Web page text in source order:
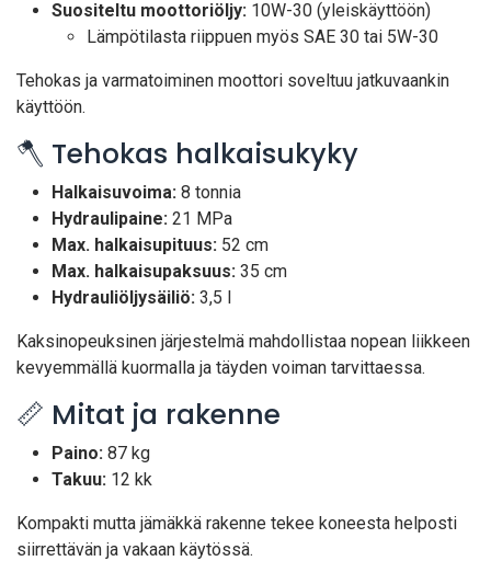
Suositeltu moottoriöljy: 10W-30 (yleiskäyttöön)
Lämpötilasta riippuen myös SAE 30 tai 5W-30
Tehokas ja varmatoiminen moottori soveltuu jatkuvaankin
käyttöön.
🪓 Tehokas halkaisukyky
Halkaisuvoima: 8 tonnia
Hydraulipaine: 21 MPa
Max. halkaisupituus: 52 cm
Max. halkaisupaksuus: 35 cm
Hydrauliöljysäiliö: 3,5 l
Kaksinopeuksinen järjestelmä mahdollistaa nopean liikkeen
kevyemmällä kuormalla ja täyden voiman tarvittaessa.
📏 Mitat ja rakenne
Paino: 87 kg
Takuu: 12 kk
Kompakti mutta jämäkkä rakenne tekee koneesta helposti
siirrettävän ja vakaan käytössä.